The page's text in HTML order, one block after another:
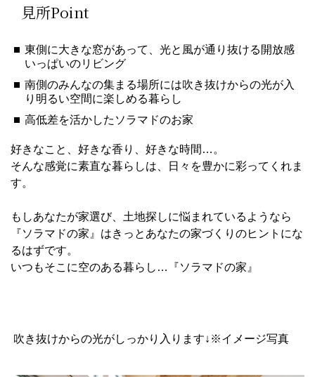
見所Point
東側に大きな窓があって、光と風が通り抜ける開放感
いっぱいのリビング
南側のみんなの集まる場所には吹き抜けからの光が入
り明るい空間に楽しめる暮らし
高低差を活かしたソラマドのお家
好きなこと、好きな香り、好きな時間…。
そんな感覚に素直な暮らしは、日々を豊かに彩ってくれま
す。
もしあなたが家選び、土地探しに悩まれているようなら
『ソラマドの家』はきっとあなたの家づくりのヒントにな
るはずです。
いつもそこに空のある暮らし…『ソラマドの家』
吹き抜けからの光がしっかり入ります↓※イメージ写真